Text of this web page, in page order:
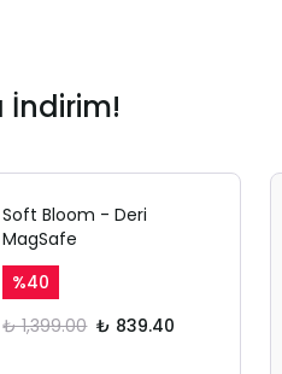
İndirim!
Soft Bloom - Deri
MagSafe
%40
₺ 1,399.00 ₺ 839.40